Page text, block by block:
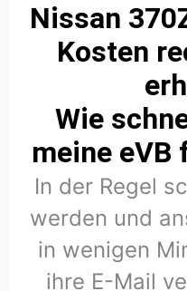
Nissan
Kosten
Wie
meine eVB
In der Regel
werden und
in wenigen
ihre E-Mail